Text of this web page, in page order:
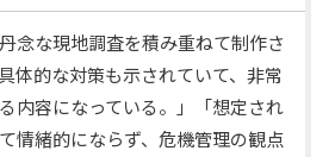
念な現地調査を積み重ねて制作さ
体的な対策も示されていて、非常
内容になっている。」「想定され
情緒的にならず、危機管理の観点